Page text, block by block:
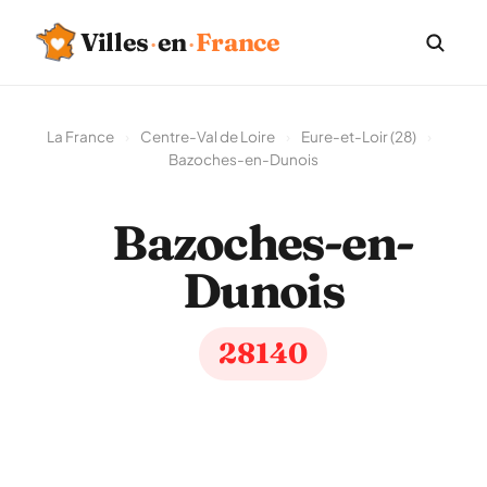
Villes·en·France
La France Centre-Val de Loire Eure-et-Loir (28)
Bazoches-en-Dunois
Bazoches-en-
Dunois
28140